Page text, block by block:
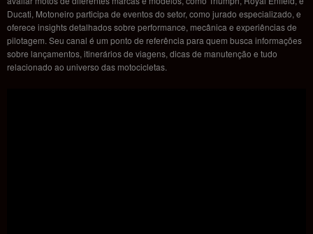
Ducati, Motoneiro participa de eventos do setor, como jurado especializado, e
oferece insights detalhados sobre performance, mecânica e experiências de
pilotagem. Seu canal é um ponto de referência para quem busca informações
sobre lançamentos, itinerários de viagens, dicas de manutenção e tudo
relacionado ao universo das motocicletas.